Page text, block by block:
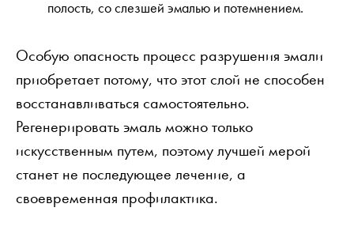
полость, со слезшей эмалью и потемнением.
Особую опасность процесс разрушения эмали
приобретает потому, что этот слой не способен
восстанавливаться самостоятельно.
Регенерировать эмаль можно только
искусственным путем, поэтому лучшей мерой
станет не последующее лечение, а
своевременная профилактика.